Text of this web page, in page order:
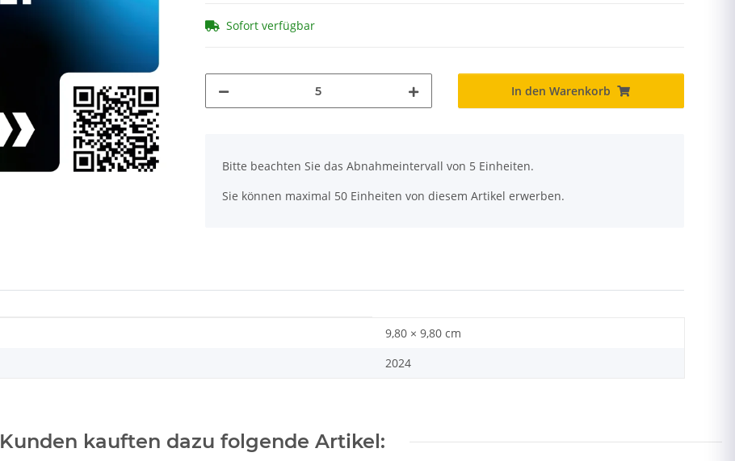
Sofort verfügbar
In den Warenkorb
Bitte beachten Sie das Abnahmeintervall von 5 Einheiten.
Sie können maximal 50 Einheiten von diesem Artikel erwerben.
9,80 × 9,80 cm
2024
Kunden kauften dazu folgende Artikel: